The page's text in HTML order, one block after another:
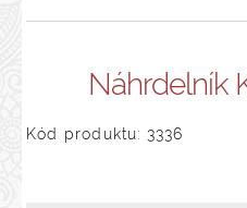
Náhrdelník
Kód produktu: 3336